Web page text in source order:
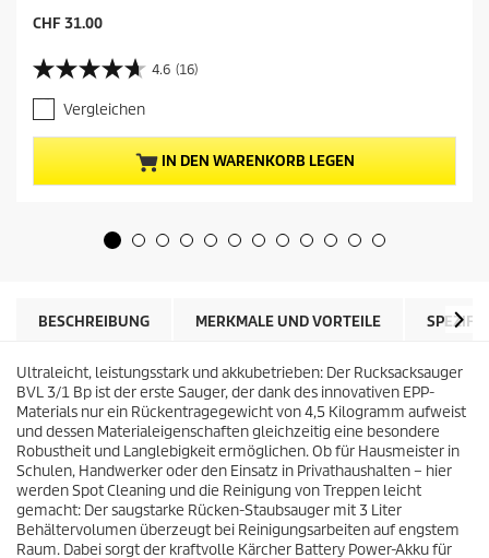
A
t
u
e
l
l
e
e
r
o
d
u
k
t
s
CHF 31.00
4.6 (16)
4
.
6
v
n
e
1
6
B
e
w
e
r
t
u
n
Vergleichen
IN DEN WARENKORB LEGEN
BESCHREIBUNG MERKMALE UND VORTEILE
Ultraleicht, leistungsstark und akkubetrieben: Der Rucksacksauger
BVL 3/1 Bp ist der erste Sauger, der dank des innovativen EPP-
Materials nur ein Rückentragegewicht von 4,5 Kilogramm aufweist
und dessen Materialeigenschaften gleichzeitig eine besondere
Robustheit und Langlebigkeit ermöglichen. Ob für Hausmeister in
Schulen, Handwerker oder den Einsatz in Privathaushalten – hier
werden Spot Cleaning und die Reinigung von Treppen leicht
gemacht: Der saugstarke Rücken-Staubsauger mit 3 Liter
Behältervolumen überzeugt bei Reinigungsarbeiten auf engstem
Raum. Dabei sorgt der kraftvolle Kärcher Battery Power-Akku für